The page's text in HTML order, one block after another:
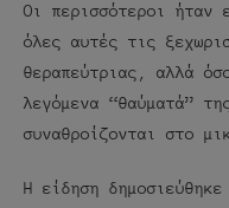
Οι περισσότεροι ήταν
όλες αυτές τις
θεραπεύτριας, αλλά
λεγόμενα “θαύματά”
συναθροίζονται στο
Η είδηση